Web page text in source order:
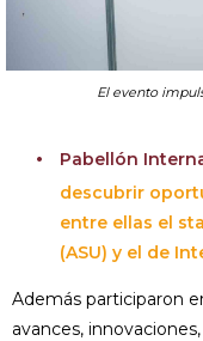
El evento
Pabellón
descubrir
entre ellas el
(ASU) y el de
Además participaron
avances,